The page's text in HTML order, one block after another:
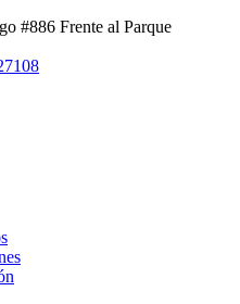
#886 Frente al Parque